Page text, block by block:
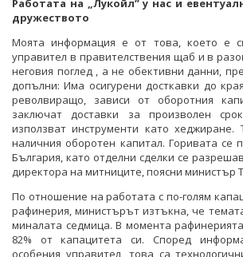
Работата на „Лукойл” у нас и
дружеството
Моята информация е от това, което е
управител в правителствения щаб и в
неговия поглед , а не обективни данни,
допълни: Има осигурени досткавки до
револвиращо, зависи от оборотния
заключат доставки за произволен
използват инструменти като
наличния оборотен капитал. Горивата се
България, като отделни сделки се
директора на митниците, поясни министър
По отношение на работата с по-голям
рафинерия, министърът изтъкна, че
миналата седмица. В момента
82% от капацитета си. Според
особения управител, това са